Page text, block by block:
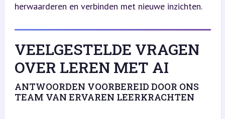
herwaarderen en verbinden met nieuwe inzichten.
VEELGESTELDE VRAGEN
OVER LEREN MET AI
ANTWOORDEN VOORBEREID DOOR ONS
TEAM VAN ERVAREN LEERKRACHTEN